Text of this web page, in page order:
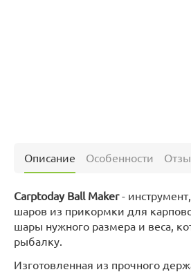
Описание Особенности
Carptoday Ball Maker-
шаров из прикормки для
шары нужного размера и веса,
рыбалку.
Изготовленная из прочного